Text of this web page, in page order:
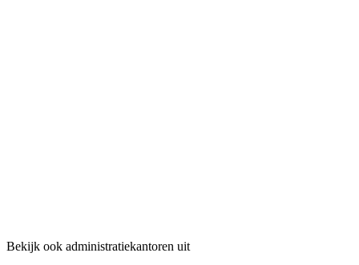
Bekijk ook administratiekantoren uit